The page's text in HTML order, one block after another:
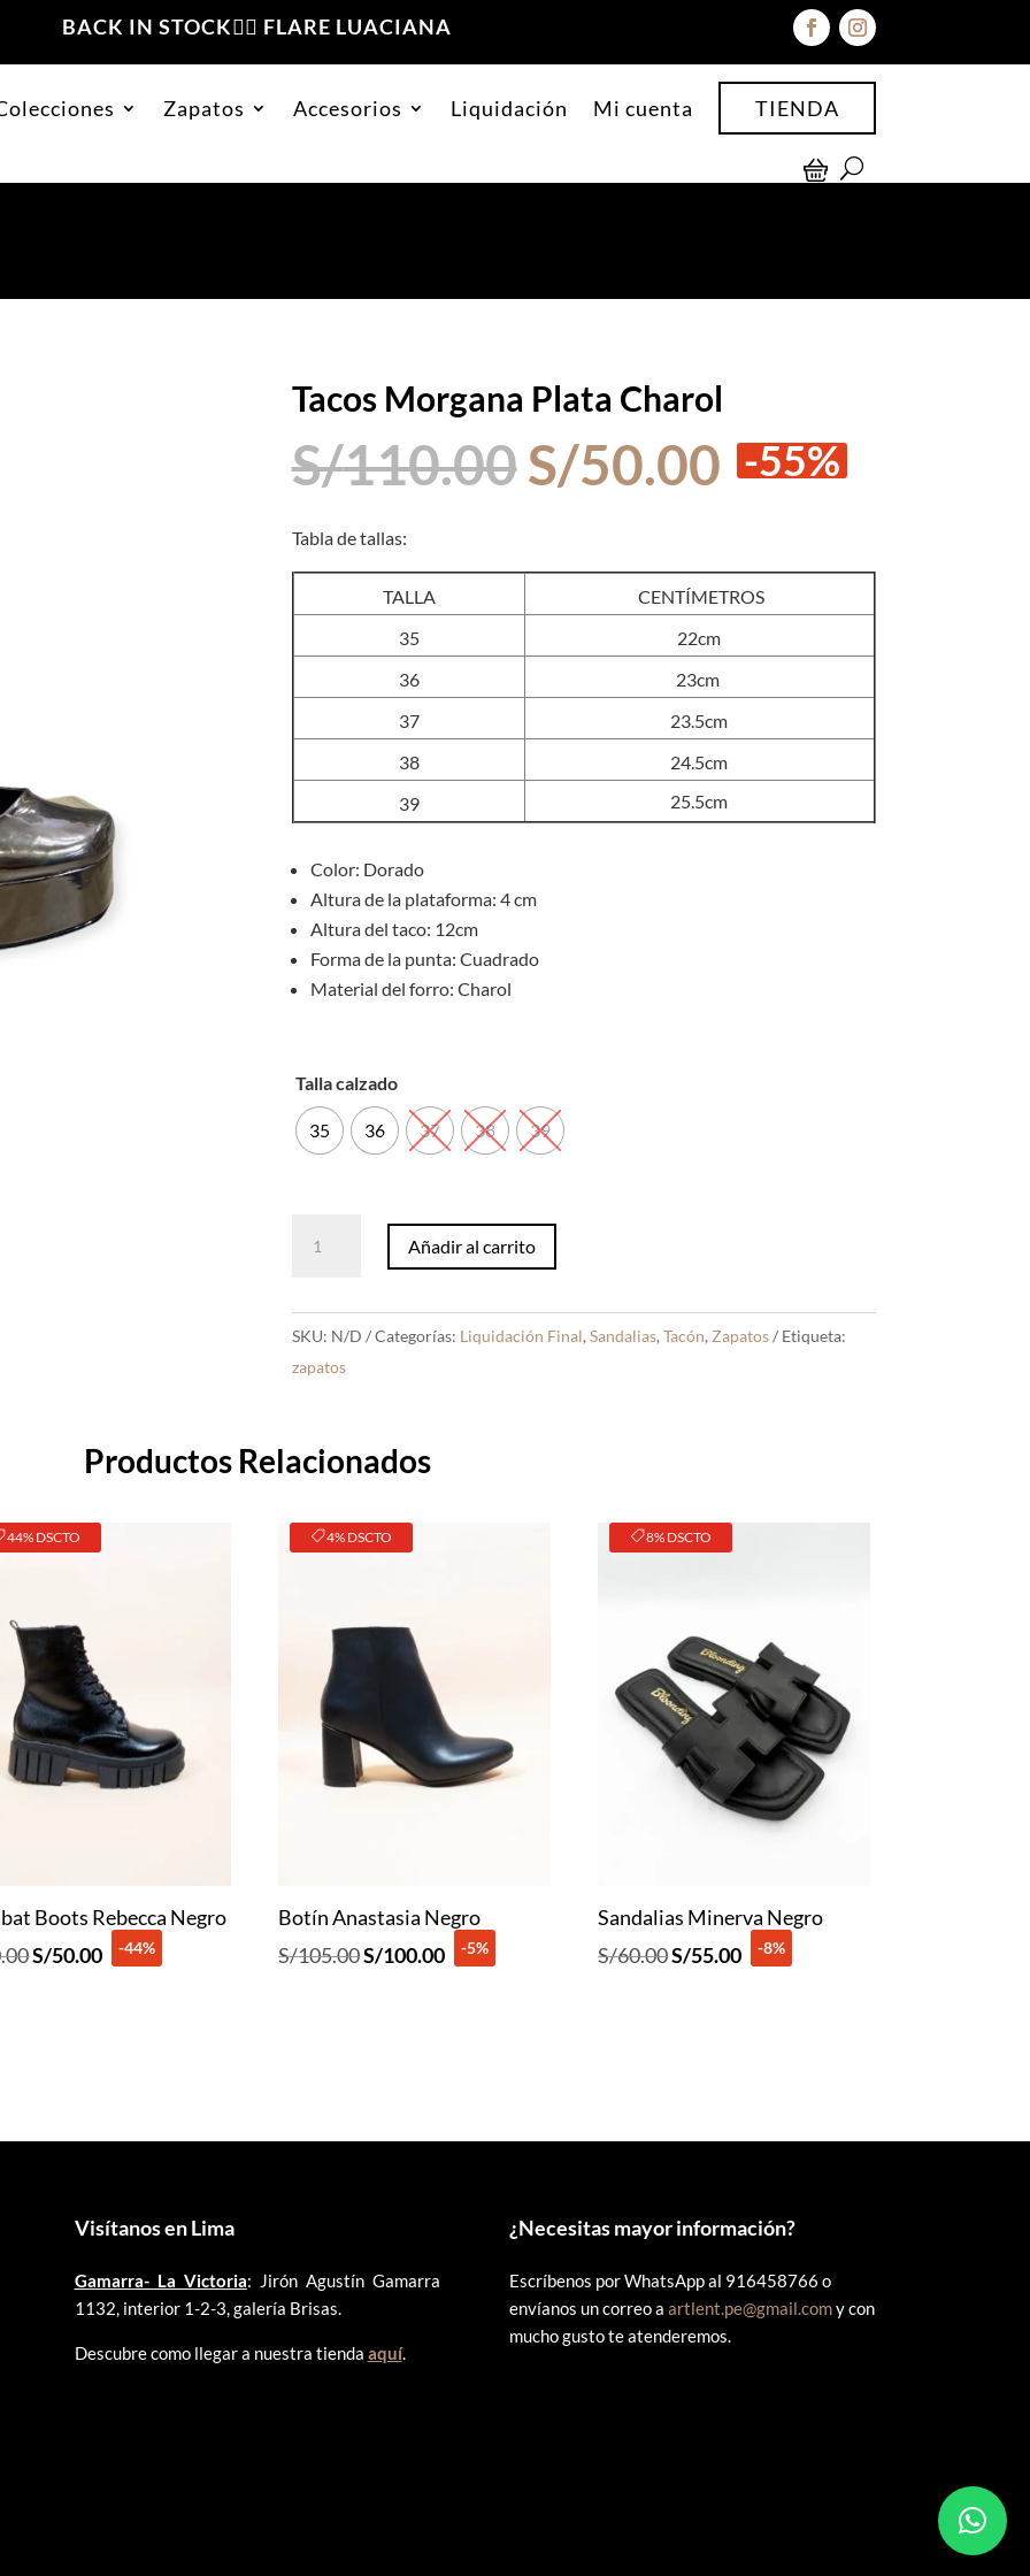
BACK IN STOCK❤️‍🔥 FLARE LUACIANA
Zapatos Accesorios Liquidación Mi cuenta TIENDA
Tacos Morgana Plata Charol
S/110.00El
precio
era:
S/110.00.
S/50.00El
precio
es:
S/50.00.
-55%
Tabla de tallas:
TALLA
CENTÍMETROS
35
22cm
36
23cm
37
23.5cm
38
24.5cm
39
25.5cm
Color: Dorado
Altura de la plataforma: 4 cm
Altura del taco: 12cm
Forma de la punta: Cuadrado
Material del forro: Charol
Talla calzado
35 36 37 38 39
Añadir al carrito
SKU: N/D Categorías: Liquidación Final, Sandalias, Tacón, Zapatos
Etiqueta:
zapatos
Productos Relacionados
44% DSCTO
Boots Rebecca Negro
El
S/50.00El-44%
4% DSCTO
Botín Anastasia Negro
S/105.00El
S/100.00El-5%
8% DSCTO
Sandalias Minerva Negro
S/60.00El
S/55.00El-8%
Visítanos en Lima
Gamarra- La Victoria: Jirón Agustín Gamarra
1132, interior 1-2-3, galería Brisas.
Descubre como llegar a nuestra tienda aquí.
¿Necesitas mayor información?
Escríbenos por WhatsApp al 916458766 o
envíanos un correo a artlent.pe@gmail.comy con
mucho gusto te atenderemos.